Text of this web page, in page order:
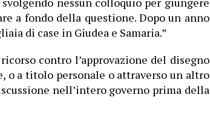
a fondo della questione. Dopo un anno
di case in Giudea e Samaria.”
contro l’approvazione del disegno
a titolo personale o attraverso un altro
nell’intero governo prima della